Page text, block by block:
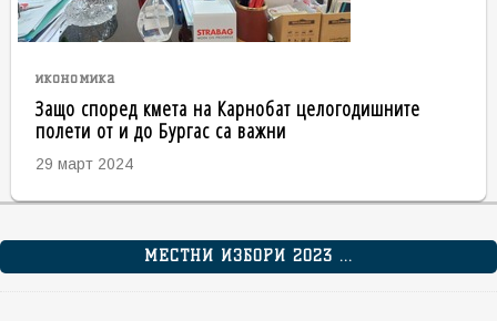
икономика
Защо според кмета на Карнобат целогодишните
полети от и до Бургас са важни
29 март 2024
МЕСТНИ ИЗБОРИ 2023 ...